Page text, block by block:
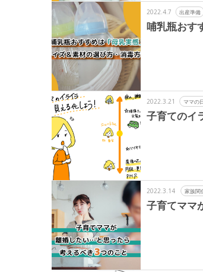
2022.4.7 出産準備
哺乳瓶おす
2022.3.21 ママの
子育てのイ
2022.3.14 家族関
子育てママ